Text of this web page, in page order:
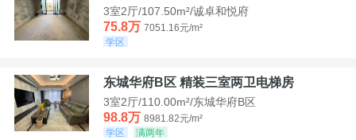
3室2厅/107.50m²/诚卓和悦府
75.8万 7051.16元/m²
学区
东城华府B区 精装三室两卫电梯房
3室2厅/110.00m²/东城华府B区
98.8万 8981.82元/m²
学区
满两年